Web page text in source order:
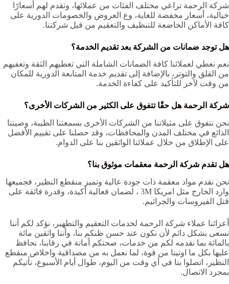
شركة الرحمة تراعي مختلف الفئات من عملائها، وتقدم لهم أسعارًا
خيالية، أسعار مخفضة للغاية، وع العروض والخصومات الدورية على
كافة الأماكن الخاضعة للتنظيف والتعقيم من قبل شركتنا.
هل توجد ضمانات من الشركة بعد تقديم الخدمة؟
نعم نعطي لعملائنا كافة الضمانات الشاملة التي تعطيهم الثقة وتعفيهم
من القلق والتوتر، بالإضافة إلى تقديم خدمة المتابعة الدورية للمكان
من وقت لآخر للتأكيد على كفاءة الخدمة.
شركة الرحمة هل حقًا تتفوق على الكثير من الشركات الأخرى؟
نحن نتفوق على مثيلاتنا من الشركات الأخرى بسمعتنا الطيبة، وصيتنا
الذائع في مختلف المدن والمحافظات، وقد حصلنا على تقييم الأفضل
على الإطلاق من خلال عملائنا الواثقين بنا على الدوام.
هل تقدم شركة الرحمة معقمات موثوق بنا؟
نحن نقدم مواد معقمة ذات جودة عالية وتميز منقطع النظير، فجميعها
وارد الخارج مثل امريكا 3M ، لضمان فعالية أكيدة، وقدرة فائقة على
قتل الفيروسات والجراثيم.
أعزائنا عملاء شركة الرحمة لخدمات التعقيم والتطهير، نؤكد لكم أننا
نسعى بشكل دائم لأن نكون عند حسن ظنكم بنا، وأننا واثقين مائة
بالمائة بما نقدمه لكم من خدمات، صحتكم أمانة في رقابنا، نحافظ
عليها بكل ما اوتينا من قوة، لما نعمل به من مصداقية واخلاص منقطع
النظير، اتصلوا بنا في أي وقت من اليوم، طوال أيام الأسبوع، نأتيكم
بمجرد الاتصال.